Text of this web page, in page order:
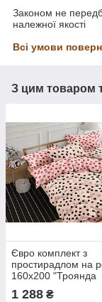
Законом не
належної якості
Всі умови
З цим товаром
Євро комплект з
простирадлом на
160х200 "Троянда
1 288 ₴